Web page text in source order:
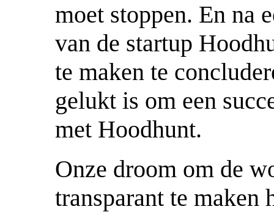
moet stoppen. En na
van de startup
te maken te
gelukt is om een
met Hoodhunt.
Onze droom om de
transparant te maken